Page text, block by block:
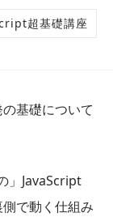
超基礎講座
基礎について
」JavaScript
で動く仕組み